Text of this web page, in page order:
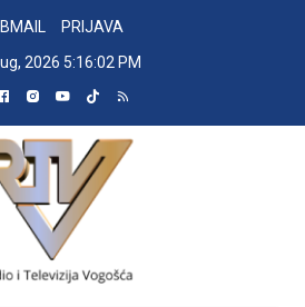
PRIJAVA
2026 5:16:03 PM